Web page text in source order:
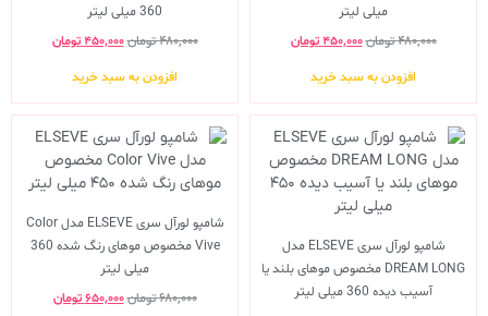
میلی لیتر
۴۸۰,۰۰۰تومان۴۵۰,۰۰۰ تومان
افزودن به سبد خرید
360 میلی لیتر
۴۸۰,۰۰۰تومان۴۵۰,۰۰۰ تومان
افزودن به سبد خرید
شامپو لورآل سری ELSEVE مدل
DREAM LONG مخصوص موهای بلند یا
آسیب دیده 360 میلی لیتر
شامپو لورآل سری ELSEVE مدل Color
Vive مخصوص موهای رنگ شده 360
میلی لیتر
۶۸۰,۰۰۰تومان۶۵۰,۰۰۰ تومان